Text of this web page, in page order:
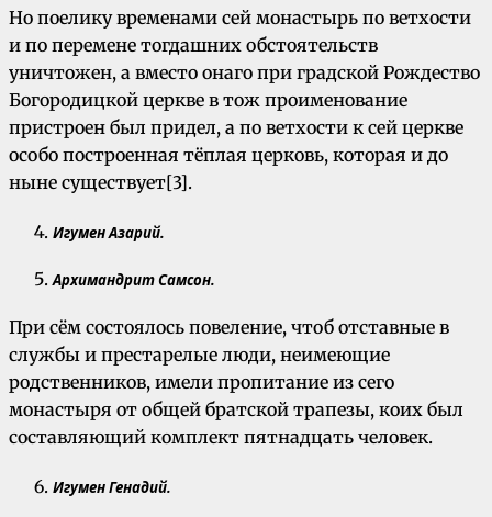
Но поелику временами сей монастырь по ветхости
и по перемене тогдашних обстоятельств
уничтожен, а вместо онаго при градской Рождество
Богородицкой церкве в тож проименование
пристроен был придел, а по ветхости к сей церкве
особо построенная тёплая церковь, которая и до
ныне существует[3].
Игумен Азарий.
Архимандрит Самсон.
При сём состоялось повеление, чтоб отставные в
службы и престарелые люди, неимеющие
родственников, имели пропитание из сего
монастыря от общей братской трапезы, коих был
составляющий комплект пятнадцать человек.
Игумен Генадий.